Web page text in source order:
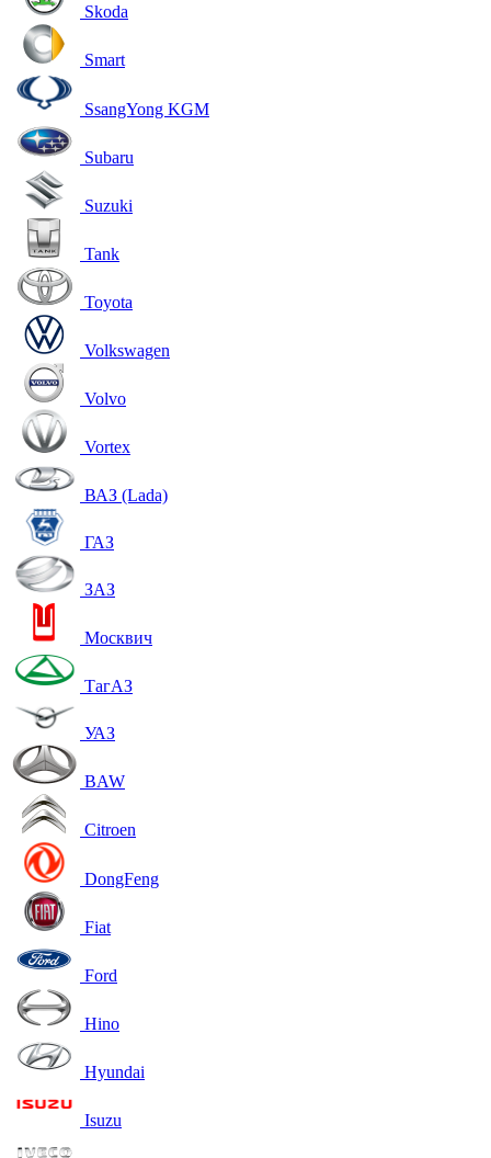
Skoda
Smart
SsangYong KGM
Subaru
Suzuki
Tank
Toyota
Volkswagen
Volvo
Vortex
ВАЗ (Lada)
ГАЗ
ЗАЗ
Москвич
ТагАЗ
УАЗ
BAW
Citroen
DongFeng
Fiat
Ford
Hino
Hyundai
Isuzu